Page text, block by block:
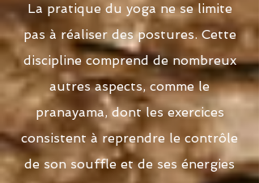
La pratique du yoga ne se limite
pas à réaliser des postures. Cette
discipline comprend de nombreux
autres aspects, comme le
pranayama, dont les exercices
consistent à reprendre le contrôle
de son souffle et de ses énergies